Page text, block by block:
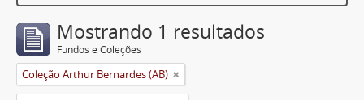
Mostrando 1 resultados
Fundos e Coleções
Coleção Arthur Bernardes (AB)